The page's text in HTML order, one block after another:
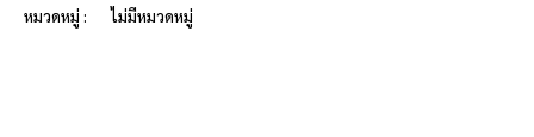
หมวดหมู่ : ไม่มีหมวดหมู่